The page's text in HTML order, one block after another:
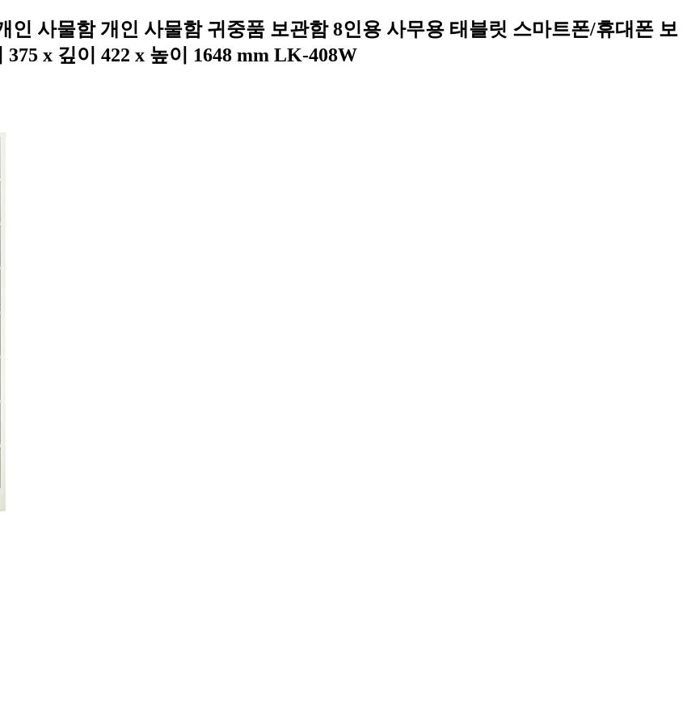
인 사물함 개인 사물함 귀중품 보관함 8인용 사무용 태블릿 스마트폰/휴대폰 보
x 깊이 422 x 높이 1648 mm LK-408W